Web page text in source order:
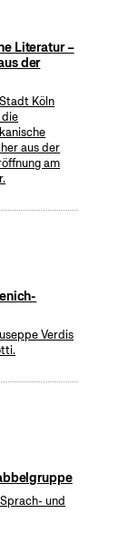
Literatur –
der
Köln
die
aus der
am
Verdis
und